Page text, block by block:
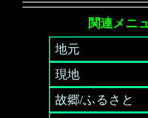
関連メニ
地元
現地
故郷/ふるさと